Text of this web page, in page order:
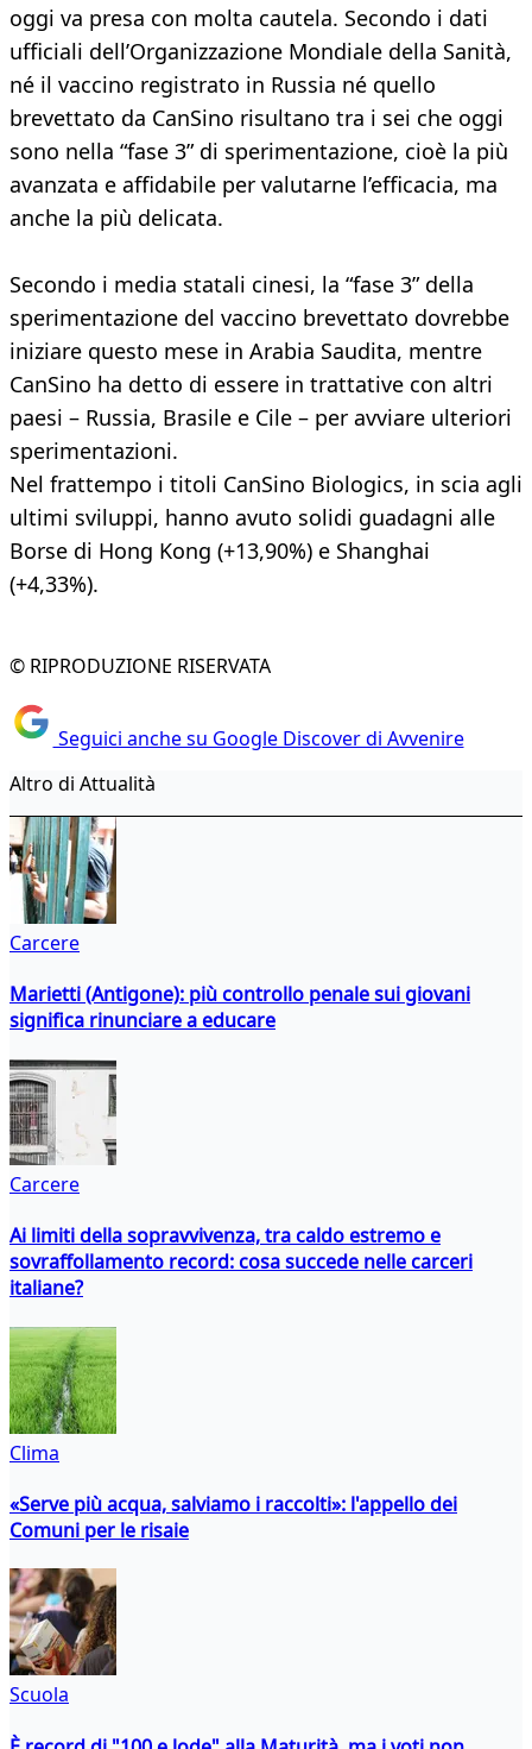
oggi va presa con molta cautela. Secondo i dati
ufficiali dell’Organizzazione Mondiale della Sanità,
né il vaccino registrato in Russia né quello
brevettato da CanSino risultano tra i sei che oggi
sono nella “fase 3” di sperimentazione, cioè la più
avanzata e affidabile per valutarne l’efficacia, ma
anche la più delicata.
Secondo i media statali cinesi, la “fase 3” della
sperimentazione del vaccino brevettato dovrebbe
iniziare questo mese in Arabia Saudita, mentre
CanSino ha detto di essere in trattative con altri
paesi – Russia, Brasile e Cile – per avviare ulteriori
sperimentazioni.
Nel frattempo i titoli CanSino Biologics, in scia agli
ultimi sviluppi, hanno avuto solidi guadagni alle
Borse di Hong Kong (+13,90%) e Shanghai
(+4,33%).
© RIPRODUZIONE RISERVATA
Seguici anche su Google Discover di Avvenire
Altro di Attualità
Carcere
Marietti (Antigone): più controllo penale sui giovani
significa rinunciare a educare
Carcere
Ai limiti della sopravvivenza, tra caldo estremo e
sovraffollamento record: cosa succede nelle carceri
italiane?
Clima
«Serve più acqua, salviamo i raccolti»: l'appello dei
Comuni per le risaie
Scuola